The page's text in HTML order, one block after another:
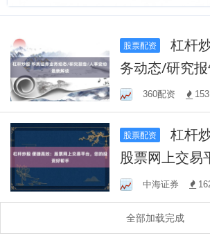
股票配资
杠杆炒股 华英证券业
务动态/研究
新解读
360配资 153
股票配资
杠杆炒股 便捷高效：
股票网上交易
资好帮手
中海证券
全部加载完成